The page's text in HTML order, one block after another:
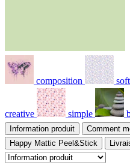
composition soft
creative simple
Information produit Comment
Happy Mattic Peel&Stick